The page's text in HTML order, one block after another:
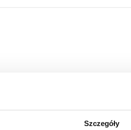
Szczegóły